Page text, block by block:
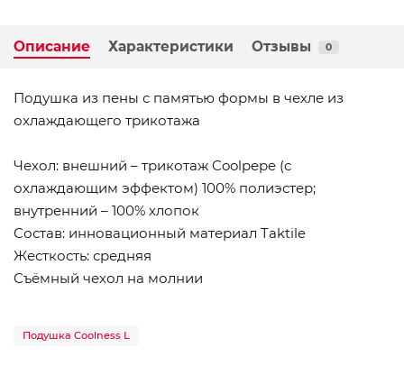
Описание Характеристики Отзывы 0
Подушка из пены с памятью формы в чехле из
охлаждающего трикотажа
Чехол: внешний – трикотаж Coolpepe (с
охлаждающим эффектом) 100% полиэстер;
внутренний – 100% хлопок
Состав: инновационный материал Taktile
Жесткость: средняя
Съёмный чехол на молнии
Подушка Coolness L